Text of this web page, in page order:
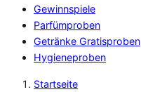
Gewinnspiele
Parfümproben
Getränke Gratisproben
Hygieneproben
Startseite